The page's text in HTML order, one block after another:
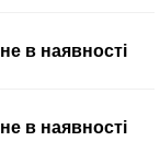
не в наявності
не в наявності